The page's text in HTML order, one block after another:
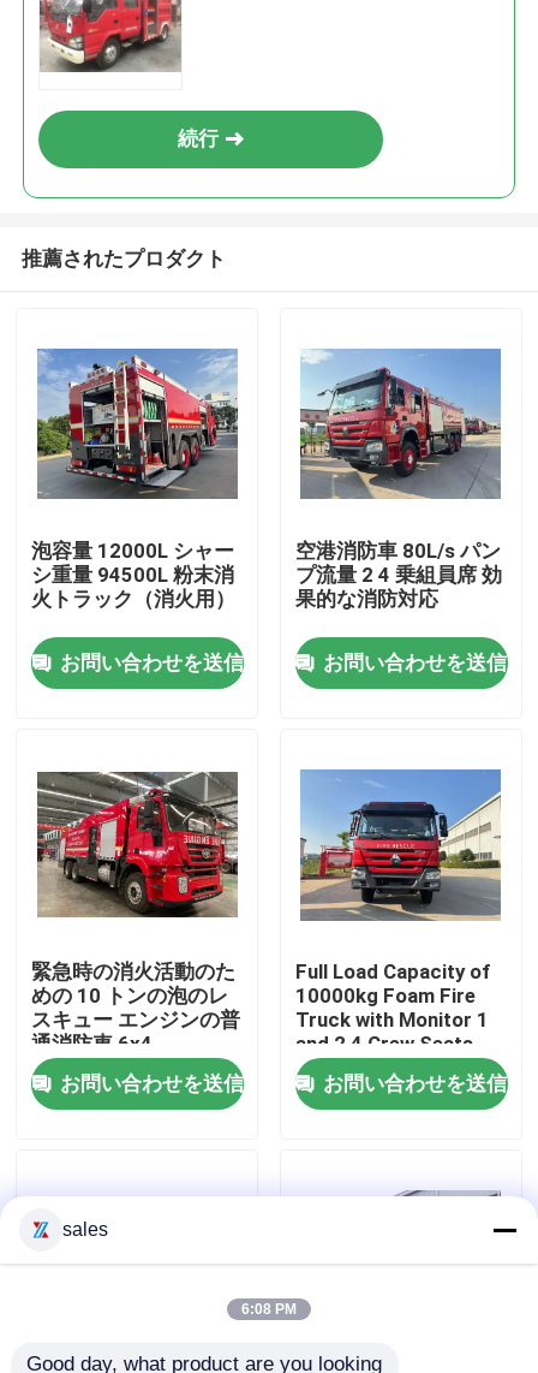
家
私達について
工場旅行
品質管理
私達に連絡しなさい
ドライパウダー消防車
続行
推薦されたプロダクト
泡容量 12000L シャー
シ重量 94500L 粉末消
火トラック（消火用）
お問い合わせを送信
空港消防車 80L/s パン
プ流量 2 4 乗組員席 効
果的な消防対応
お問い合わせを送信
緊急時の消火活動のた
めの 10 トンの泡のレ
スキュー エンジンの普
通消防車 6x4
お問い合わせを送信
Full Load Capacity of
10000kg Foam Fire
Truck with Monitor 1
and 2 4 Crew Seats
お問い合わせを送信
sales
6:08 PM
Good day, what product are you looking